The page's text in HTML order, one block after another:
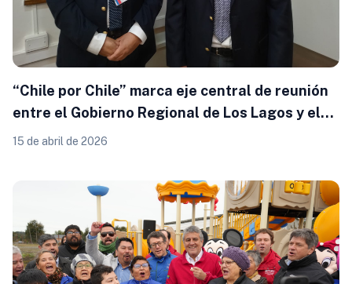
“Chile por Chile” marca eje central de reunión
entre el Gobierno Regional de Los Lagos y el
MOP
15 de abril de 2026